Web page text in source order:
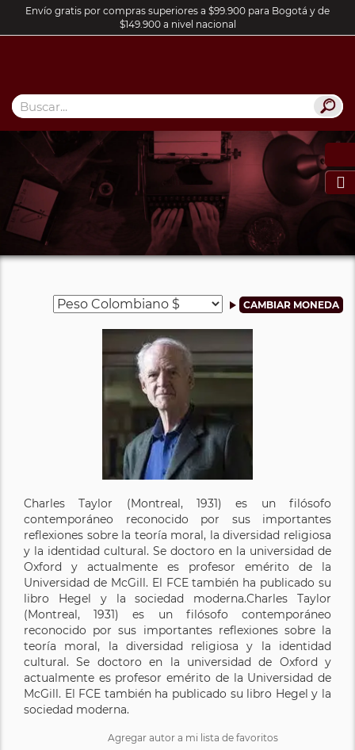
Envío gratis por compras superiores a $99.900 para Bogotá y de
$149.900 a nivel nacional

Charles Taylor (Montreal, 1931) es un filósofo
contemporáneo reconocido por sus importantes
reflexiones sobre la teoría moral, la diversidad religiosa
y la identidad cultural. Se doctoro en la universidad de
Oxford y actualmente es profesor emérito de la
Universidad de McGill. El FCE también ha publicado su
libro Hegel y la sociedad moderna.Charles Taylor
(Montreal, 1931) es un filósofo contemporáneo
reconocido por sus importantes reflexiones sobre la
teoría moral, la diversidad religiosa y la identidad
cultural. Se doctoro en la universidad de Oxford y
actualmente es profesor emérito de la Universidad de
McGill. El FCE también ha publicado su libro Hegel y la
sociedad moderna.
Agregar autor a mi lista de favoritos